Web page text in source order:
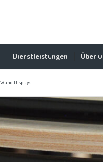
Dienstleistungen Über
Wand Displays